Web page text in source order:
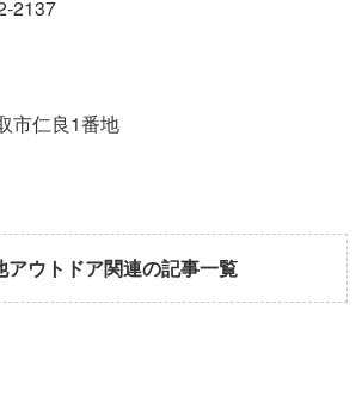
2137
市仁良1番地
アウトドア関連の記事一覧